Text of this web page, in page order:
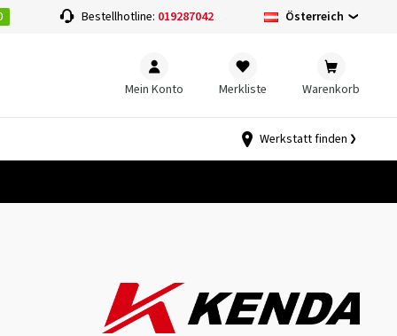
Bestellhotline: 019287042 Österreich
Mein Konto Merkliste Warenkorb
Werkstatt finden